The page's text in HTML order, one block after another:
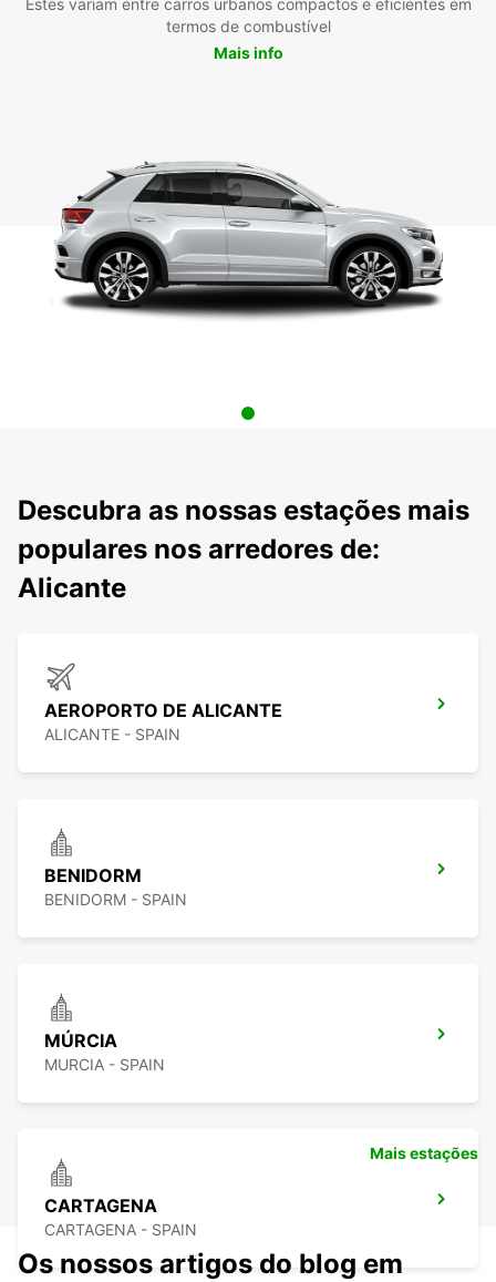
Estes variam entre carros urbanos compactos e eficientes em
termos de combustível
Mais info
Descubra as nossas estações mais
populares nos arredores de:
Alicante
AEROPORTO DE ALICANTE
ALICANTE - SPAIN
BENIDORM
BENIDORM - SPAIN
MÚRCIA
MURCIA - SPAIN
CARTAGENA
CARTAGENA - SPAIN
Mais estações
Os nossos artigos do blog em